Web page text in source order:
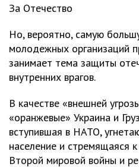
За Отечество
Но, вероятно, самую
молодежных организаций
занимает тема защиты
внутренних врагов.
В качестве «внешней
«оранжевые» Украина и
вступившая в НАТО,
население и стремящаяся
Второй мировой войны и